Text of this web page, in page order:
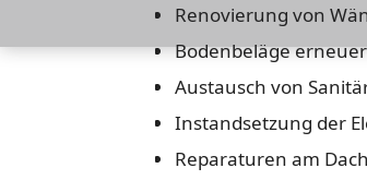
Renovierung von
Bodenbeläge
Austausch von
Instandsetzung der
Reparaturen am